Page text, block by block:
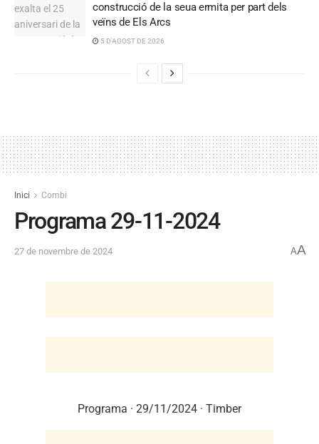
construcció de la seua ermita per part dels
veïns de Els Arcs
5 D'AGOST DE 2026
Inici Combi
Programa 29-11-2024
27 de novembre de 2024 AA
Programa · 29/11/2024 · Timber